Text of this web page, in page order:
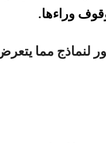
وراءها.
لنماذج مما